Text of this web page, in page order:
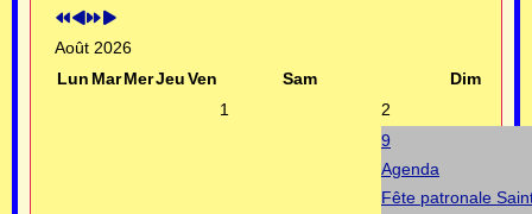
Août 2026
Lun MarMerJeuVen Sam
Dim
1
2
9
Agenda
Fête patronale